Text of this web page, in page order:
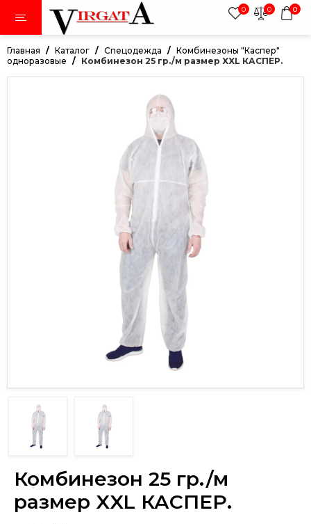
0 0 0
Главная Каталог Cпецодежда
Комбинезоны "Каспер"
одноразовые
Комбинезон 25 гр./м размер XXL КАСПЕР.
Комбинезон 25 гр./м
размер XXL КАСПЕР.